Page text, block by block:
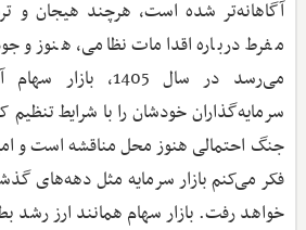
آگاهانه‌تر شده است، هرچند هیجان
مفرط درباره اقدامات نظامی، هنوز
می‌رسد در سال 1405،
سرمایه‌گذاران خودشان را با شرایط تنظیم
جنگ احتمالی هنوز محل مناقشه است و
فکر می‌کنم بازار سرمایه مثل دهه‌های
خواهد رفت. بازار سهام همانند ارز رشد